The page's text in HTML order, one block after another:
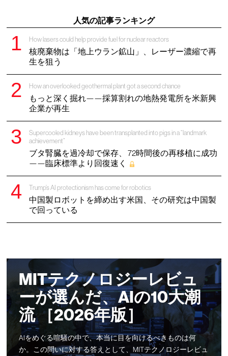
人気の記事ランキング
How lasers could help provide fuel for nuclear reactors
核廃棄物は「地上ウラン鉱山」、レーザー濃縮で再
生を狙う
How an overlooked geothermal plant got a second chance
もっと深く掘れ——採算割れの地熱発電所を米新興
企業が再生
Supercooled kidneys have been transplanted into pigs in a “landmark
achievement”
ブタ腎臓を過冷却で保存、 72時間後の再移植に成功
——臨床標準より回復速く
Trump’s AI protectionism has come for robotics
中国製ロボットを締め出す米国、その研究は中国製
で回っている
MITテクノロジーレビュ
ーが選んだ、AIの10大潮
流 ［2026年版］
AIをめぐる喧騒の中で、本当に目を向けるべきものは何
か。この問いに対する答えとして、MITテクノロジーレビュ